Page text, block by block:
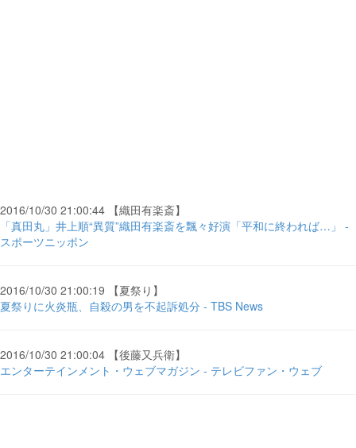
2016/10/30 21:00:44 【織田有楽斎】
「真田丸」井上順“異質”織田有楽斎を飄々好演「平和に終われば…」 -
スポーツニッポン
2016/10/30 21:00:19 【夏祭り】
夏祭りに火炎瓶、自殺の男を不起訴処分 - TBS News
2016/10/30 21:00:04 【後藤又兵衛】
エンターテインメント・ウェブマガジン - テレビファン・ウェブ